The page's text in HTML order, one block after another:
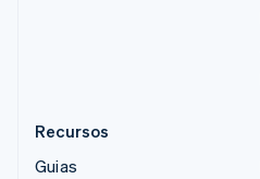
Recursos
Guias